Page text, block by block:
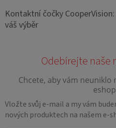
Kontaktní čočky
váš výběr
Vložte svůj e-mail a my vám
nových produktech na našem e-